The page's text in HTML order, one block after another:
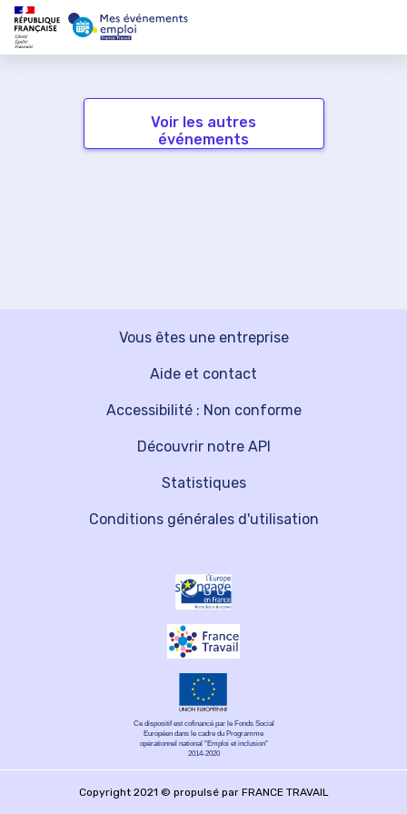
Voir les autres
événements
Vous êtes une entreprise
Découvrir notre API
Aide et contact
Statistiques
Accessibilité : Non conforme
Conditions générales d'utilisation
Ce dispositif est cofinancé par le Fonds Social
Européen dans le cadre du Programme
opérationnel national "Emploi et inclusion"
2014-2020
Copyright 2021 © propulsé par FRANCE TRAVAIL